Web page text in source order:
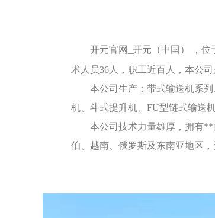
开元官网_开元（中国） ，
术人员36人，职工近百人，本公
本公司生产：带式输送机系
机、斗式提升机、FU型链式输送
本公司技术力量雄厚，拥有
伯、越南、俄罗斯及东南亚地区